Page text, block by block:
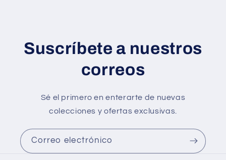
Suscríbete a nuestros
correos
Sé el primero en enterarte de nuevas
colecciones y ofertas exclusivas.
Correo electrónico